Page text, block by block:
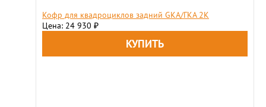
Кофр для квадроциклов задний GKA/ГКА 2K
Цена: 24 930 ₽